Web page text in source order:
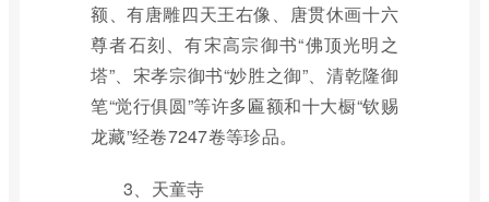
额、有唐雕四天王右像、唐贯休画十六
尊者石刻、有宋高宗御书“佛顶光明之
塔”、宋孝宗御书“妙胜之御”、清乾隆御
笔“觉行俱圆”等许多匾额和十大橱“钦赐
龙藏”经卷7247卷等珍品。
3、天童寺